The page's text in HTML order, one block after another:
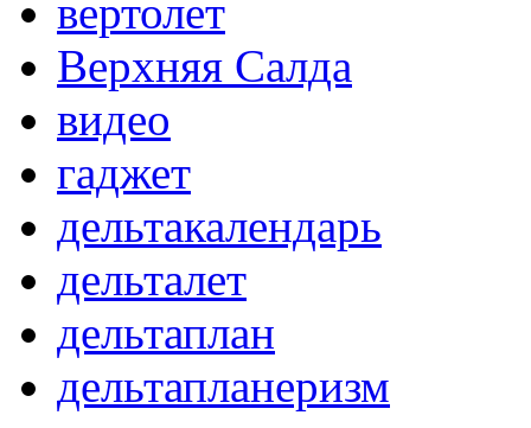
вертолет
Верхняя Салда
видео
гаджет
дельтакалендарь
дельталет
дельтаплан
дельтапланеризм